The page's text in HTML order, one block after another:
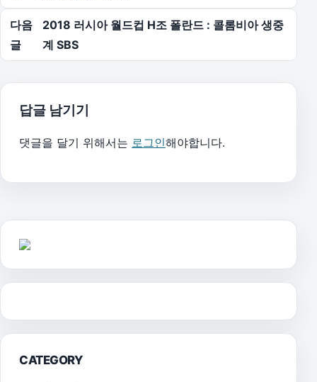
다음
글
2018 러시아 월드컵 H조 폴란드 : 콜롬비아 생중
계 SBS
답글 남기기
댓글을 달기 위해서는 로그인해야합니다.
CATEGORY